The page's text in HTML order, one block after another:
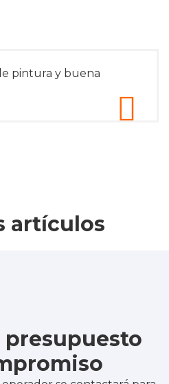
pintura y buena
artículos